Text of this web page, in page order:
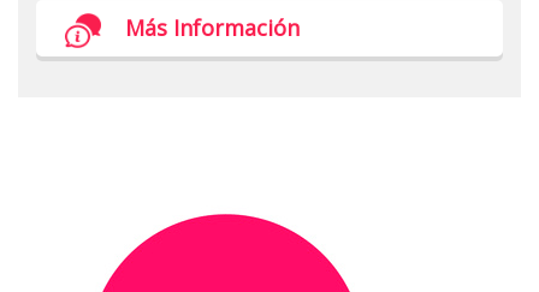
Más Información